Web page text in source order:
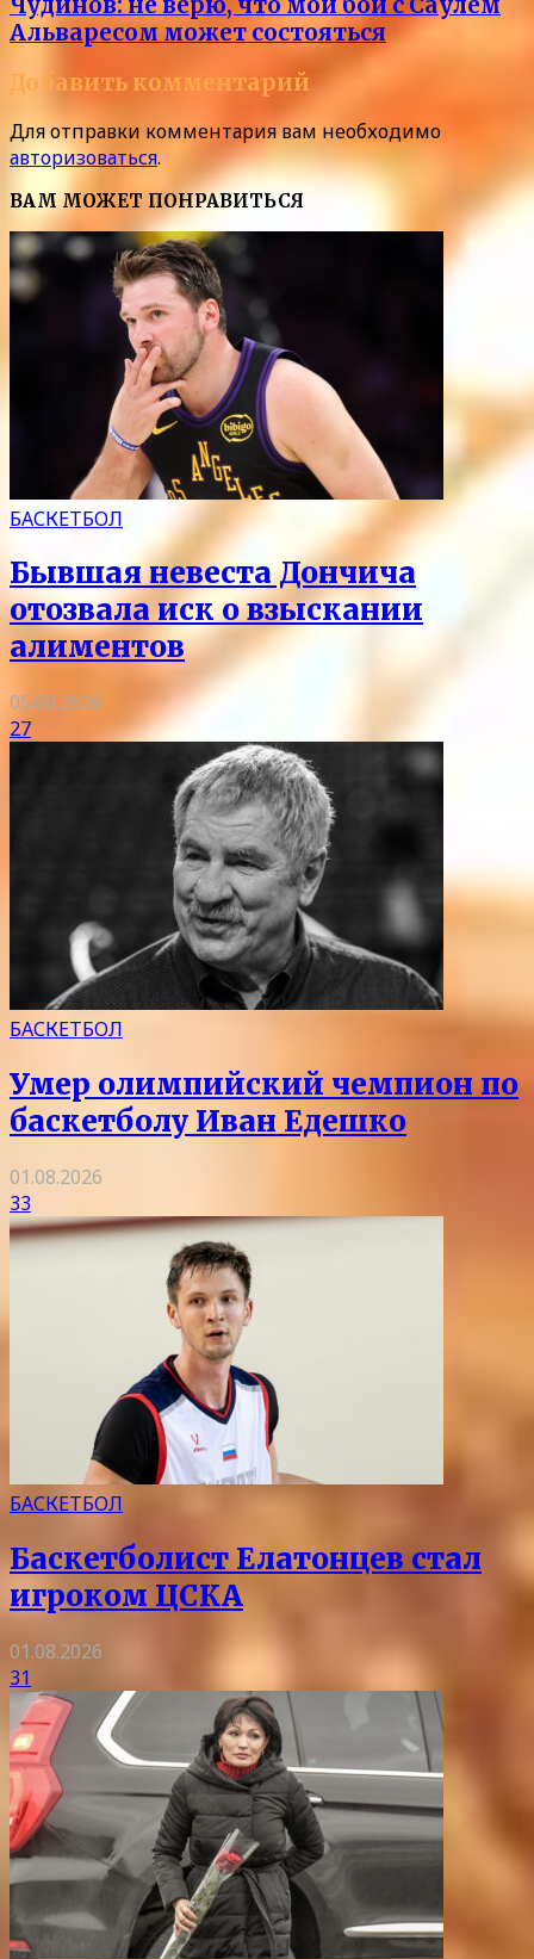
Альваресом может состояться
Добавить комментарий
Для отправки комментария вам необходимо
авторизоваться.
ВАМ МОЖЕТ ПОНРАВИТЬСЯ
БАСКЕТБОЛ
Бывшая невеста Дончича
отозвала иск о взыскании
алиментов
05.08.2026
27
БАСКЕТБОЛ
Умер олимпийский чемпион по
баскетболу Иван Едешко
01.08.2026
33
БАСКЕТБОЛ
Баскетболист Елатонцев стал
игроком ЦСКА
01.08.2026
31